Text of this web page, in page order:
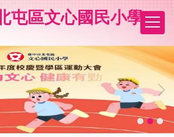
屯區文心國民小學